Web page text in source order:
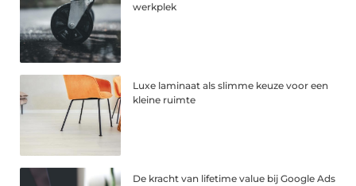
werkplek
Luxe laminaat als slimme keuze voor een
kleine ruimte
De kracht van lifetime value bij Google Ads